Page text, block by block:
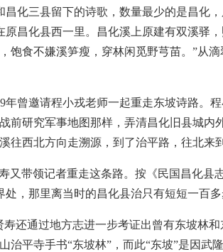
化三县留下的诗歌，数量最少的是昌化
昌化县西一里。昌化溪上原建有双溪
饱食不嫌溪笋瘦，穿林闲觅野芎苗。”从
曾邀请程小戎老师一起重走东坡诗路
前研究军事地图那样，弄清昌化旧县城
西北方向走溯源，到了治平路，往北来
又带领记者重走这条路。按《民国昌化
，那里离当时的昌化县治只有短短一百
还通过地方志进一步考证出曾有东坡林
平寺手书“东坡林”，而此“东坡”是因